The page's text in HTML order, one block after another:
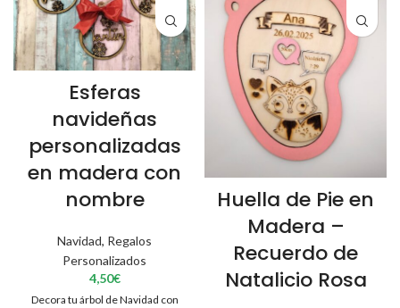
Esferas
navideñas
personalizadas
en madera con
nombre
Navidad, Regalos
Personalizados
4,50€
Decora tu árbol de Navidad con
Huella de Pie en
Madera –
Recuerdo de
Natalicio Rosa